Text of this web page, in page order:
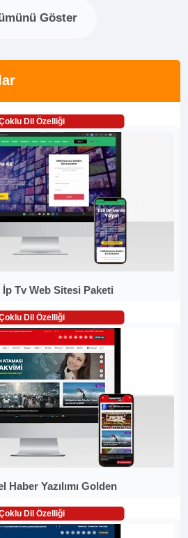
Göster
Dil Özelliği
İp Tv Web Sitesi Paketi
Dil Özelliği
Haber Yazılımı Golden
Dil Özelliği